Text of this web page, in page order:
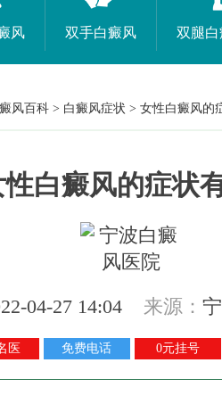
风 双手白癜风 双腿
风百科 > 白癜风症状 > 女性白癜风的
性白癜风的症状
04-27 14:04 来源：
医 免费电话 0元挂号